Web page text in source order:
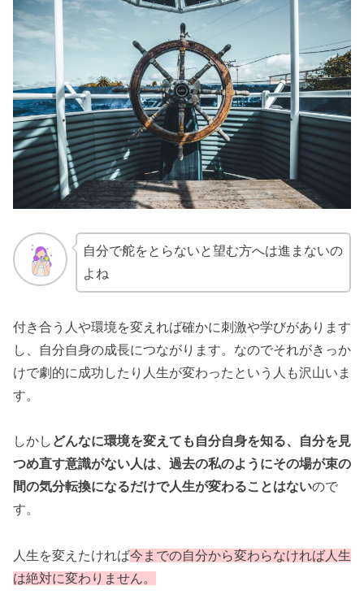
自分で舵をとらないと望む方へは進まないの
よね
付き合う人や環境を変えれば確かに刺激や学びがあります
し、自分自身の成長につながります。なのでそれがきっか
けで劇的に成功したり人生が変わったという人も沢山いま
す。
しかし どんなに環境を変えても自分自身を知る、自分を見
つめ直す意識がない人は、過去の私のようにその場が束の
間の気分転換になるだけで人生が変わることはないので
す。
人生を変えたければ今までの自分から変わらなければ人生
は絶対に変わりません。